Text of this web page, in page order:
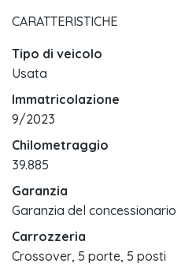
CARATTERISTICHE
Tipo di veicolo
Usata
Immatricolazione
9/2023
Chilometraggio
39.885
Garanzia
Garanzia del concessionario
Carrozzeria
Crossover, 5 porte, 5 posti